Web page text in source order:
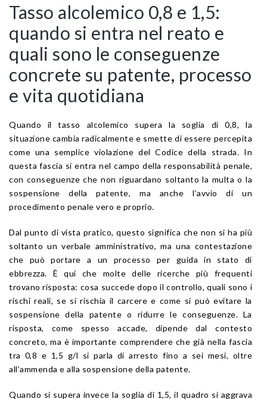
Tasso alcolemico 0,8 e 1,5:
quando si entra nel reato e
quali sono le conseguenze
concrete su patente, processo
e vita quotidiana
Quando il tasso alcolemico supera la soglia di 0,8, la
situazione cambia radicalmente e smette di essere percepita
come una semplice violazione del Codice della strada. In
questa fascia si entra nel campo della responsabilità penale,
con conseguenze che non riguardano soltanto la multa o la
sospensione della patente, ma anche l’avvio di un
procedimento penale vero e proprio.
Dal punto di vista pratico, questo significa che non si ha più
soltanto un verbale amministrativo, ma una contestazione
che può portare a un processo per guida in stato di
ebbrezza. È qui che molte delle ricerche più frequenti
trovano risposta: cosa succede dopo il controllo, quali sono i
rischi reali, se si rischia il carcere e come si può evitare la
sospensione della patente o ridurre le conseguenze. La
risposta, come spesso accade, dipende dal contesto
concreto, ma è importante comprendere che già nella fascia
tra 0,8 e 1,5 g/l si parla di arresto fino a sei mesi, oltre
all’ammenda e alla sospensione della patente.
Quando si supera invece la soglia di 1,5, il quadro si aggrava